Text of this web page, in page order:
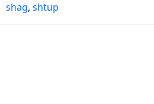
shag, shtup